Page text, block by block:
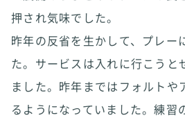
押され気味でした。
昨年の反省を生かして、プレー
た。サービスは入れに行こうと
ました。昨年まではフォルトや
るようになっていました。練習